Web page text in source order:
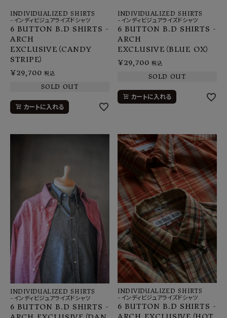
INDIVIDUALIZED SHIRTS
-インディビジュアライズドシャツ
6 BUTTON B.D SHIRTS -
ARCH
EXCLUSIVE（CANDY
STRIPE）
¥29,700 税込
SOLD OUT
カートに入れる
INDIVIDUALIZED SHIRTS
-インディビジュアライズドシャツ
6 BUTTON B.D SHIRTS -
ARCH
EXCLUSIVE（BLUE OX）
¥29,700 税込
SOLD OUT
カートに入れる
INDIVIDUALIZED SHIRTS
-インディビジュアライズドシャツ
6 BUTTON B.D SHIRTS -
INDIVIDUALIZED SHIRTS
-インディビジュアライズドシャツ
6 BUTTON B.D SHIRTS -